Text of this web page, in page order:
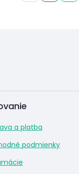
a platba
podmienky